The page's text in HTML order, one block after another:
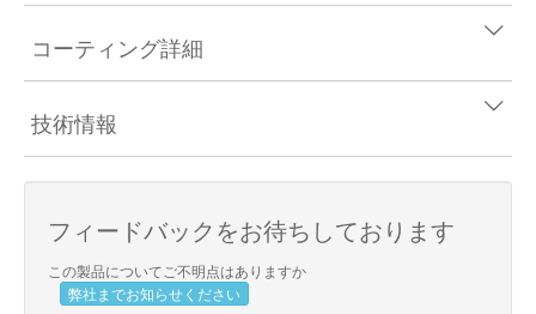
コーティング詳細
技術情報
フィードバックをお待ちしております
この製品についてご不明点はありますか
弊社までお知らせください